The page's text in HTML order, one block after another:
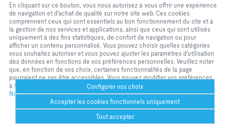
Service d'aide Plus
Accueil, contact commercial et technique
TROX SUR LES RÉSEAUX SOCIAUX
Home Contacts Imprint
Conditions de livraison et de paiement
Confidentialité
Réserve
fonctionnement du site et au
contrôle de nos services et
applications, ainsi que ceux qui
sont utilisés uniquement à des
fins statistiques, pour des
paramètres de commodité ou pour
afficher un contenu personnalisé.
Vous pouvez décider quelles
catégories vous souhaitez
autoriser et vous pouvez ajuster
les paramètres d'utilisation des
données en fonction de vos
propres besoinsS. Veuillez noter
que, selon les paramètres que
vous avez sélectionnés, toutes les
fonctionnalités de la page peuvent
En cliquant sur ce bouton, vous nous autorisez à vous offrir une expérience
de navigation et d'achat de qualité sur notre site web. Ces cookies
comprennent ceux qui sont essentiels au bon fonctionnement du site et à
la gestion de nos services et applications, ainsi que ceux qui sont utilisés
uniquement à des fins statistiques, de confort de navigation ou pour
afficher un contenu personnalisé. Vous pouvez choisir quelles catégories
vous souhaitez autoriser et vous pouvez ajuster les paramètres d'utilisation
des données en fonctions de vos préférences personnelles. Veuillez noter
que, en fonction de vos choix, certaines fonctionnalités de la page
pourraient ne pas être accessibles. Vous pouvez modifier vos préférences
à tout moment.
Notre politique de confidentialité
Configurer vos choix
Accepter les cookies fonctionnels uniquement
Tout accepter